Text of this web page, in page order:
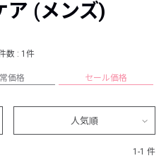
ア (メンズ)
数 : 1件
価格 セール価格
人気順
1-1 件